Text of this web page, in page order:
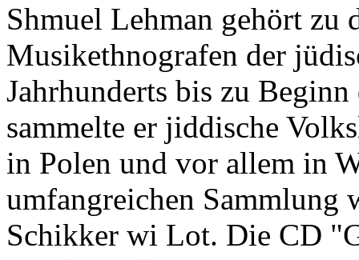
Shmuel Lehman gehört zu
Musikethnografen der
Jahrhunderts bis zu
sammelte er jiddische
in Polen und vor allem in
umfangreichen Sammlung
Schikker wi Lot. Die CD